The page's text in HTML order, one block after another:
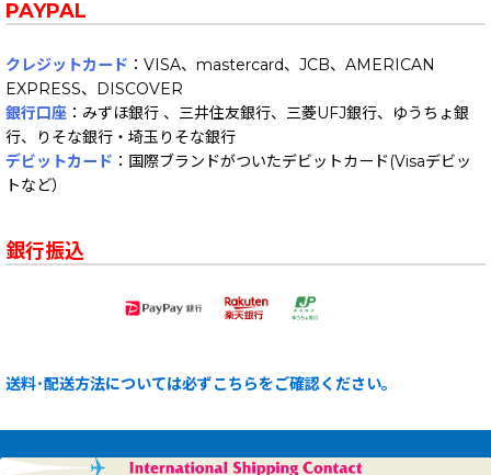
PAYPAL
クレジットカード ：VISA、mastercard、JCB、AMERICAN
EXPRESS、DISCOVER
銀行口座 ：みずほ銀行 、三井住友銀行、三菱UFJ銀行、ゆうちょ銀
行、りそな銀行・埼玉りそな銀行
デビットカード ：国際ブランドがついたデビットカード(Visaデビッ
トなど）
銀行振込
送料･配送方法については必ずこちらをご確認ください。